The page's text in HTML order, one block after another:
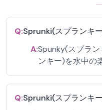
Q:Sprunki(スプランキ
A:Spunky(スプラ
ンキー)を水中の
Q:Sprunki(スプランキ